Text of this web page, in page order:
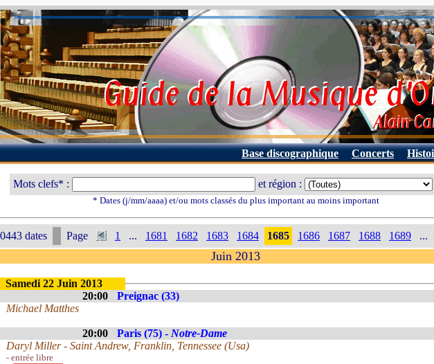
Base discographique Concerts
Mots clefs* : et région :
* Dates (j/mm/aaaa) et/ou mots classés du plus important au moins important
dates Page 1 ... 1681 1682 1683 1684 1685 1686 1687 1688 1689 ...
Juin 2013
Samedi 22 Juin 2013
20:00
Preignac (33)
Michael Matthes
20:00 Paris (75) - Notre-Dame
Daryl Miller - Saint Andrew, Franklin, Tennessee (Usa)
- entrée libre